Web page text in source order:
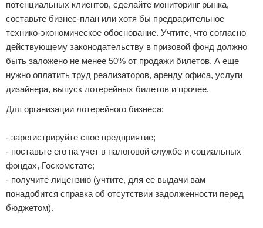
потенциальных клиентов, сделайте мониторинг рынка,
составьте бизнес-план или хотя бы предварительное
технико-экономическое обоснование. Учтите, что согласно
действующему законодательству в призовой фонд должно
быть заложено не менее 50% от продажи билетов. А еще
нужно оплатить труд реализаторов, аренду офиса, услуги
дизайнера, выпуск лотерейных билетов и прочее.
Для организации лотерейного бизнеса:
- зарегистрируйте свое предприятие;
- поставьте его на учет в налоговой службе и социальных
фондах, Госкомстате;
- получите лицензию (учтите, для ее выдачи вам
понадобится справка об отсутствии задолженности перед
бюджетом).